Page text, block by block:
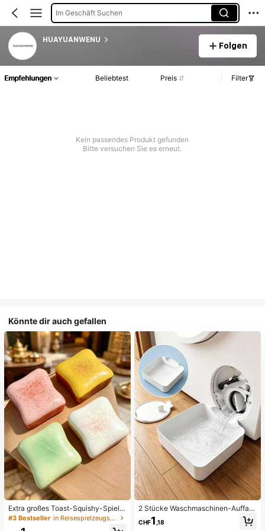
Im Geschäft Suchen
HUAYUANWENU
Folgen
Empfehlungen Beliebtest Preis Filter
Kein passendes Produkt gefunden
Bitte versuchen Sie es erneut.
Könnte dir auch gefallen
Extra großes Toast-Squishy-Spielz
eug, superweiches Buttertoast-Stre
ssabbau-Drückspielzeug, erhältlich
#3 Bestseller in Reisespielzeugset Quetschspielzeug für Teenager
2 Stücke Waschmaschinen-Auffan
gwanne Tropfschale, wasserdichte
Bodenschutzmatte für Waschraum,
CHF1 ,18